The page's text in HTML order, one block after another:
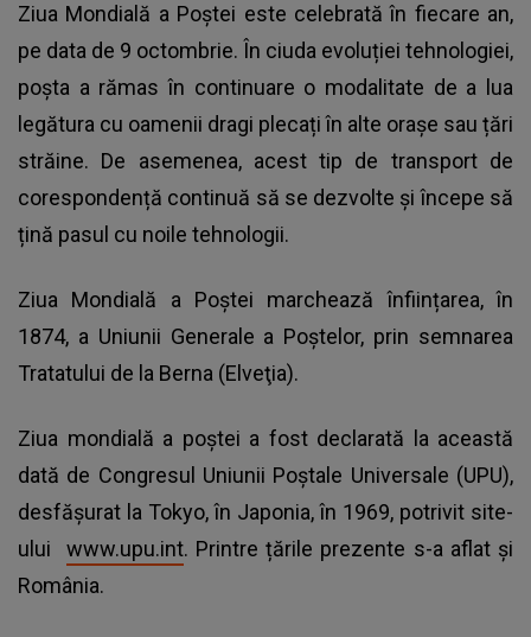
Ziua Mondială a Poștei este celebrată în fiecare an,
pe data de 9 octombrie. În ciuda evoluției tehnologiei,
poșta a rămas în continuare o modalitate de a lua
legătura cu oamenii dragi plecați în alte orașe sau țări
străine. De asemenea, acest tip de transport de
corespondență continuă să se dezvolte și începe să
țină pasul cu noile tehnologii.
Ziua Mondială a Poștei marchează înființarea, în
1874, a Uniunii Generale a Poștelor, prin semnarea
Tratatului de la Berna (Elveţia).
Ziua mondială a poștei a fost declarată la această
dată de Congresul Uniunii Poștale Universale (UPU),
desfășurat la Tokyo, în Japonia, în 1969, potrivit site-
ului www.upu.int. Printre țările prezente s-a aflat și
România.